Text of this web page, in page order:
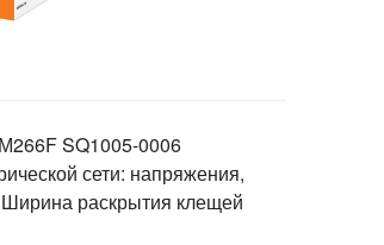
SQ1005-0006
сети: напряжения,
раскрытия клещей